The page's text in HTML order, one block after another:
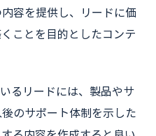
容を提供し、リードに価
ことを目的としたコンテ
るリードには、製品やサ
のサポート体制を示した